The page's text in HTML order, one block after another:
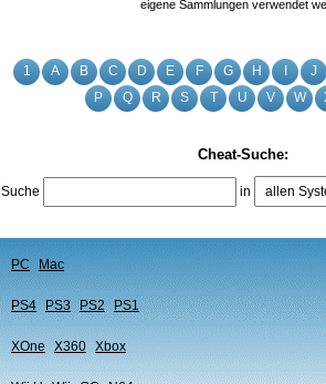
1 A B C D E F G H J
P
Q R S T U V W
Cheat-Suche:
Suche in
PC Mac
PS4 PS3 PS2 PS1
XOne X360 Xbox
eigene Sammlungen verwendet